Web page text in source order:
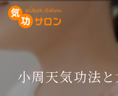
小周天気功法